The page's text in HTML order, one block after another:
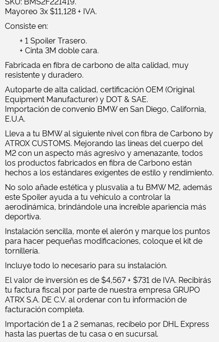
Mayoreo 3x $11,128 + IVA.
Consiste en:
+ 1 Spoiler Trasero.
+ Cinta 3M doble cara.
Fabricada en fibra de carbono de alta calidad, muy
resistente y duradero.
Autoparte de alta calidad, certificación OEM (Original
Equipment Manufacturer) y DOT & SAE.
Importación de convenio BMW en San Diego, California,
E.U.A.
Lleva a tu BMW al siguiente nivel con fibra de Carbono by
ATROX CUSTOMS. Mejorando las líneas del cuerpo del
M2 con un aspecto más agresivo y amenazante, todos
los productos fabricados en fibra de Carbono están
hechos a los estándares exigentes de estilo y rendimiento.
No solo añade estética y plusvalía a tu BMW M2, además
este Spoiler ayuda a tu vehículo a controlar la
aerodinámica, brindándole una increíble apariencia más
deportiva.
Instalación sencilla, monte el alerón y marque los puntos
para hacer pequeñas modificaciones, coloque el kit de
tornillería.
Incluye todo lo necesario para su instalación.
El valor de inversión es de $4,567 + $731 de IVA. Recibirás
tu factura fiscal por parte de nuestra empresa GRUPO
ATRX S.A. DE C.V. al ordenar con tu información de
facturación completa.
Importación de 1 a 2 semanas, recíbelo por DHL Express
hasta las puertas de tu casa o en sucursal.